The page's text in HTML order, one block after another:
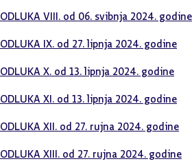
ODLUKA VIII. od 06. svibnja 2024. godine
ODLUKA IX. od 27. lipnja 2024. godine
ODLUKA X. od 13. lipnja 2024. godine
ODLUKA XI. od 13. lipnja 2024. godine
ODLUKA XII. od 27. rujna 2024. godine
ODLUKA XIII. od 27. rujna 2024. godine